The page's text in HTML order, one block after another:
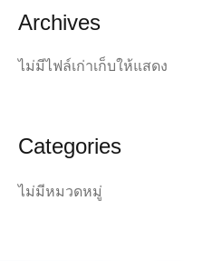
Archives
ไม่มีไฟล์เก่าเก็บให้แสดง
Categories
ไม่มีหมวดหมู่